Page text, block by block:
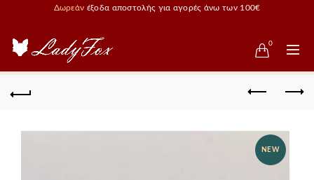
Δωρεάν έξοδα αποστολής για αγορές άνω των 100€
0
NEW